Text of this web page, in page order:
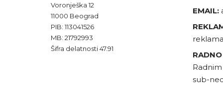
Voronješka 12
11000 Beograd
PIB: 113041526
MB: 21792993
Šifra delatnosti 47.91
EMAIL:
sub-